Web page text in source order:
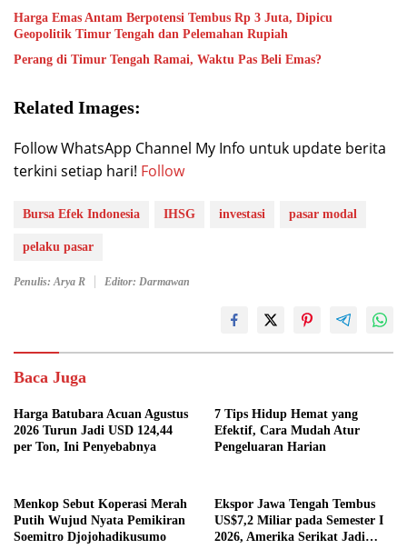
Harga Emas Antam Berpotensi Tembus Rp 3 Juta, Dipicu
Geopolitik Timur Tengah dan Pelemahan Rupiah
Perang di Timur Tengah Ramai, Waktu Pas Beli Emas?
Related Images:
Follow WhatsApp Channel My Info untuk update berita
terkini setiap hari! Follow
Bursa Efek Indonesia IHSG investasi pasar modal
pelaku pasar
Penulis: Arya R Editor: Darmawan
Baca Juga
Harga Batubara Acuan Agustus
2026 Turun Jadi USD 124,44
per Ton, Ini Penyebabnya
7 Tips Hidup Hemat yang
Efektif, Cara Mudah Atur
Pengeluaran Harian
Menkop Sebut Koperasi Merah
Putih Wujud Nyata Pemikiran
Soemitro Djojohadikusumo
Ekspor Jawa Tengah Tembus
US$7,2 Miliar pada Semester I
2026, Amerika Serikat Jadi